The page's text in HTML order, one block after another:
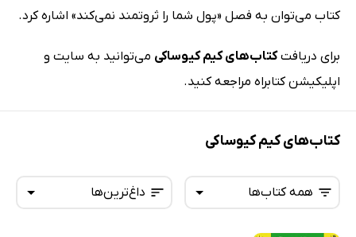
کتاب می‌توان به فصل «پول شما را ثروتمند نمی‌کند» اشاره کرد.
برای دریافتکتاب‌های کیم کیوساکی می‌توانید به سایت و
اپلیکیشن کتابراه مراجعه کنید.
کتاب‌های کیم کیوساکی
داغ‌ترین‌ها همه کتاب‌ها